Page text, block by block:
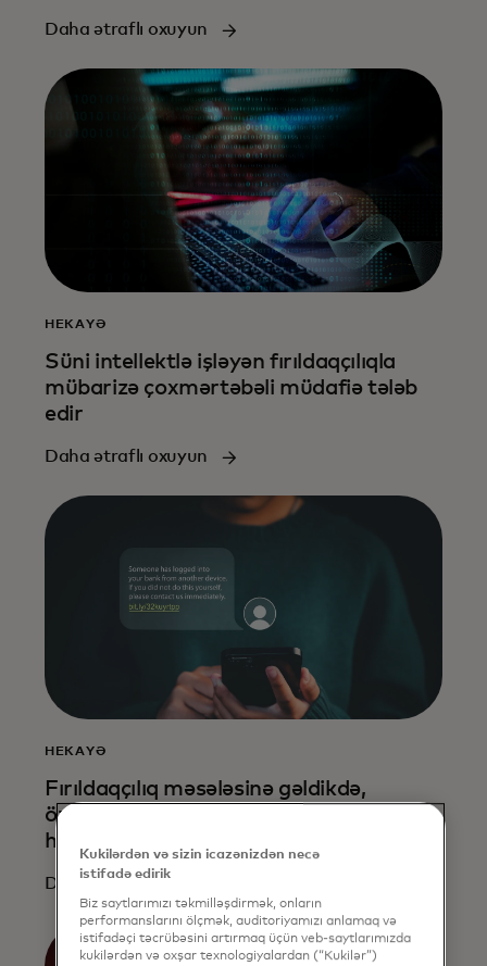
Daha ətraflı oxuyun
HEKAYƏ
Süni intellektlə işləyən fırıldaqçılıqla
mübarizə çoxmərtəbəli müdafiə tələb
edir
Daha ətraflı oxuyun
HEKAYƏ
Fırıldaqçılıq məsələsinə gəldikdə,
özünəinamsızlıq və hətta qaçılmazlıq
hissi
Daha ətraflı oxuyun
Kukilərdən və sizin icazənizdən necə
istifadə edirik
Biz saytlarımızı təkmilləşdirmək, onların
performanslarını ölçmək, auditoriyamızı anlamaq və
istifadəçi təcrübəsini artırmaq üçün veb-saytlarımızda
kukilərdən və oxşar texnologiyalardan (“Kukilər”)